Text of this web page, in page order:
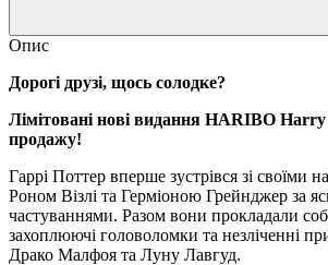
Опис
Дорогі друзі, щось солодке?
Лімітовані нові видання HARIBO
продажу!
Гаррі Поттер вперше зустрівся зі своїми
Роном Візлі та Герміоною Грейнджер за
частуваннями. Разом вони прокладали
захоплюючі головоломки та незліченні
Драко Малфоя та Луну Лавгуд.